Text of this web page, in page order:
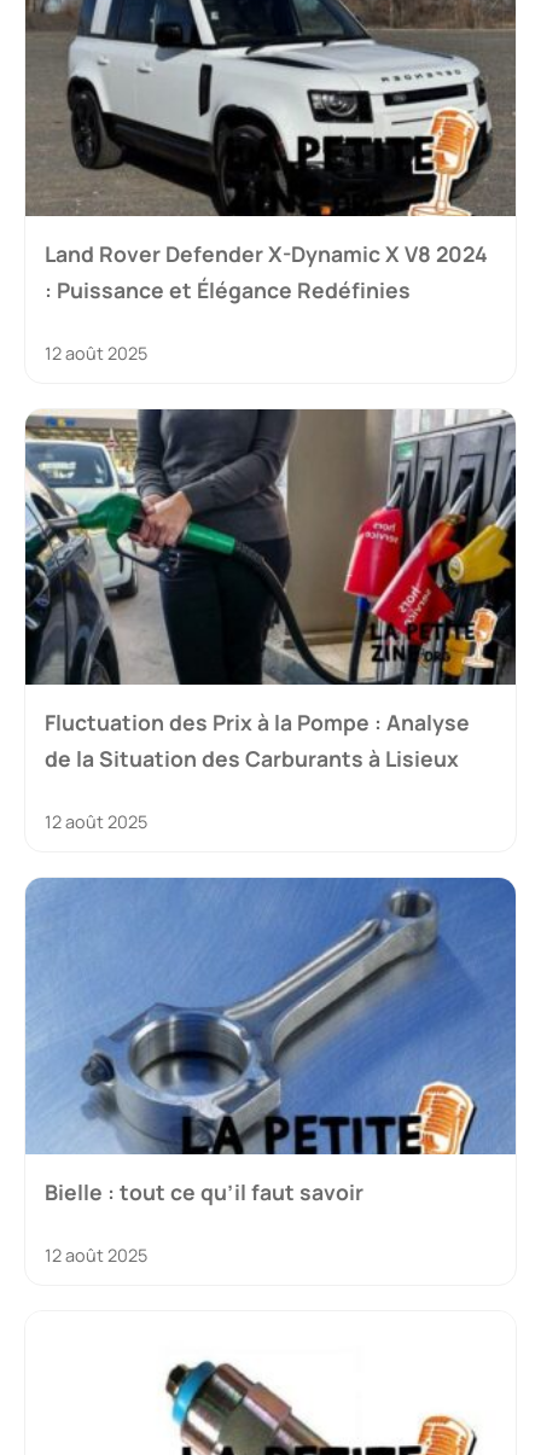
Land Rover Defender X-Dynamic X V8 2024
: Puissance et Élégance Redéfinies
12 août 2025
Fluctuation des Prix à la Pompe : Analyse
de la Situation des Carburants à Lisieux
12 août 2025
Bielle : tout ce qu’il faut savoir
12 août 2025